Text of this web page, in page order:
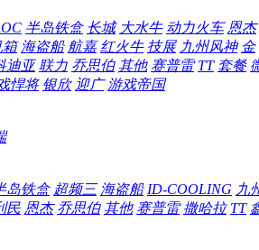
半岛铁盒 长城 大水牛 动力火车 恩杰
箱 海盗船 航嘉 红火牛 技展 九州风神 金
迪亚 联力 乔思伯 其他 赛普雷 TT 套餐
悍将 银欣 迎广 游戏帝国
岛铁盒 超频三 海盗船 ID-COOLING 九
民 恩杰 乔思伯 其他 赛普雷 撒哈拉 TT